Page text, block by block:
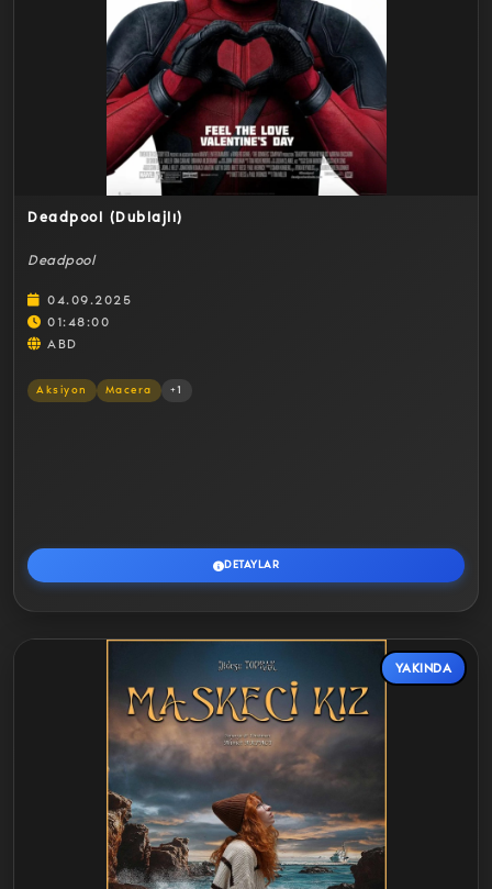
Detaylar
Deadpool (Dublajlı)
Deadpool
04.09.2025
01:48:00
ABD
Aksiyon Macera +1
DETAYLAR
YAKINDA
Detaylar